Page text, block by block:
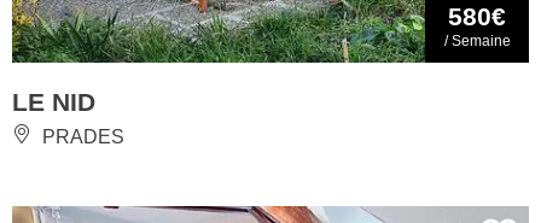
580€
/ Semaine
LE NID
PRADES